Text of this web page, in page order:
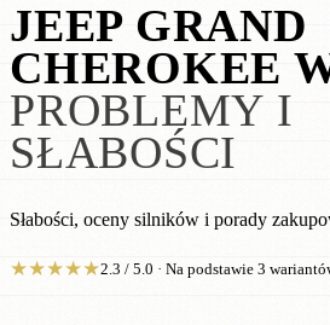
JEEP GRAND
CHEROKEE
PROBLEMY I
SŁABOŚCI
Słabości, oceny silników i porady
★★★★★2.3 / 5.0 · Na podstawie 3